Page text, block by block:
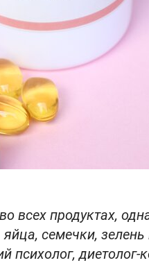
всех продуктах,
семечки,
психолог, диетолог-